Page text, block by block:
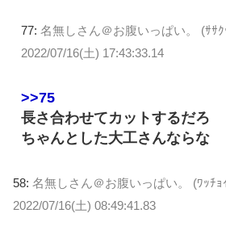
77: 名無しさん＠お腹いっぱい。 (ｻｻ
2022/07/16(土) 17:43:33.14
>>75
長さ合わせてカットするだろ
ちゃんとした大工さんならな
58: 名無しさん＠お腹いっぱい。 (ﾜｯﾁｮ
2022/07/16(土) 08:49:41.83